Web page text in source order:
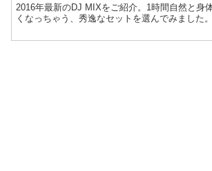
2016年最新のDJ MIXをご紹介。1時間自然と身
くなっちゃう、秀逸なセットを選んでみました。